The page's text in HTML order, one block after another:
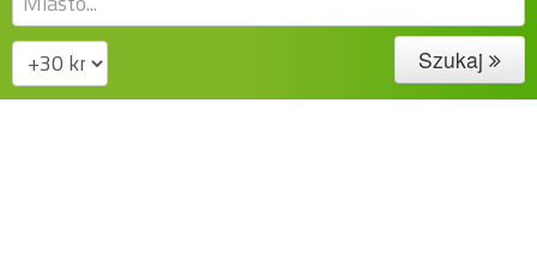
Szukaj